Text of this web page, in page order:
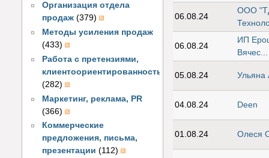
Организация отдела
продаж (379)
Методы усиления продаж
(433)
Работа с претензиями,
клиентоориентированность
(282)
Маркетинг, реклама, PR
(366)
Коммерческие
предложения, письма,
презентации (112)
06.08.24
ООО
06.08.24
ИП
Вячес...
05.08.24 Ульяна
04.08.24 Deen
01.08.24 Олеся